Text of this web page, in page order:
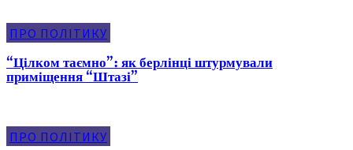
ПРО ПОЛІТИКУ
“Цілком таємно”: як берлінці штурмували
приміщення “Штазі”
ПРО ПОЛІТИКУ